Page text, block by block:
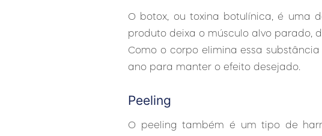
O botox, ou toxina botulínica, é uma
produto deixa o músculo alvo parado,
Como o corpo elimina essa
ano para manter o efeito desejado.
Peeling
O peeling também é um tipo de